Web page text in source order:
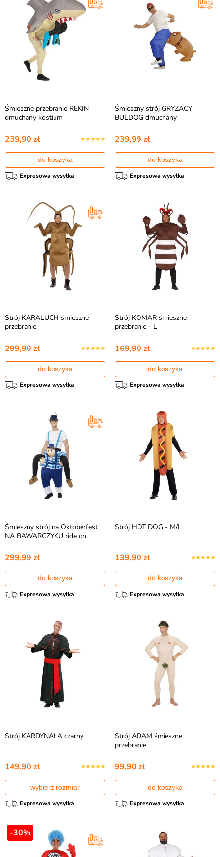
Śmieszne przebranie REKIN
dmuchany kostium
239,90 zł
do koszyka
Expresowa wysyłka
Śmieszny strój GRYZĄCY
BULDOG dmuchany
239,99 zł
do koszyka
Expresowa wysyłka
Strój KARALUCH śmieszne
przebranie
299,90 zł
do koszyka
Expresowa wysyłka
Strój KOMAR śmieszne
przebranie - L
169,90 zł
do koszyka
Expresowa wysyłka
Śmieszny strój na Oktoberfest
NA BAWARCZYKU ride on
299,99 zł
do koszyka
Expresowa wysyłka
Strój HOT DOG - M/L
139,90 zł
do koszyka
Expresowa wysyłka
Strój KARDYNAŁA czarny
149,90 zł
wybierz rozmiar
Expresowa wysyłka
Strój ADAM śmieszne
przebranie
99,90 zł
do koszyka
Expresowa wysyłka
-30%